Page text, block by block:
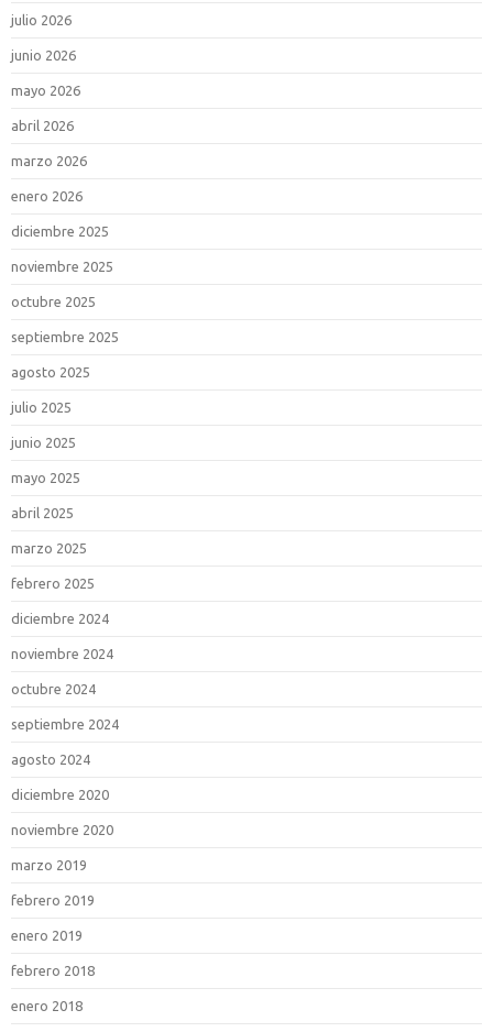
julio 2026
junio 2026
mayo 2026
abril 2026
marzo 2026
enero 2026
diciembre 2025
noviembre 2025
octubre 2025
septiembre 2025
agosto 2025
julio 2025
junio 2025
mayo 2025
abril 2025
marzo 2025
febrero 2025
diciembre 2024
noviembre 2024
octubre 2024
septiembre 2024
agosto 2024
diciembre 2020
noviembre 2020
marzo 2019
febrero 2019
enero 2019
febrero 2018
enero 2018